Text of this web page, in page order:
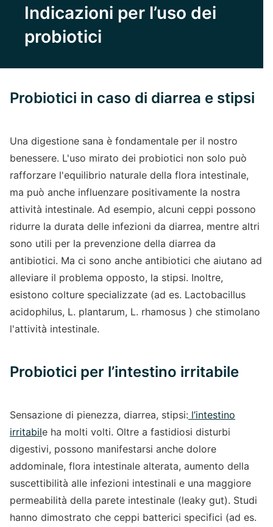
Indicazioni per l’uso dei
probiotici
Probiotici in caso di diarrea e stipsi
Una digestione sana è fondamentale per il nostro
benessere. L'uso mirato dei probiotici non solo può
rafforzare l'equilibrio naturale della flora intestinale,
ma può anche influenzare positivamente la nostra
attività intestinale. Ad esempio, alcuni ceppi possono
ridurre la durata delle infezioni da diarrea, mentre altri
sono utili per la prevenzione della diarrea da
antibiotici. Ma ci sono anche antibiotici che aiutano ad
alleviare il problema opposto, la stipsi. Inoltre,
esistono colture specializzate (ad es. Lactobacillus
acidophilus, L. plantarum, L. rhamosus ) che stimolano
l'attività intestinale.
Probiotici per l’intestino irritabile
Sensazione di pienezza, diarrea, stipsi: l’intestino
irritabile ha molti volti. Oltre a fastidiosi disturbi
digestivi, possono manifestarsi anche dolore
addominale, flora intestinale alterata, aumento della
suscettibilità alle infezioni intestinali e una maggiore
permeabilità della parete intestinale (leaky gut). Studi
hanno dimostrato che ceppi batterici specifici (ad es.